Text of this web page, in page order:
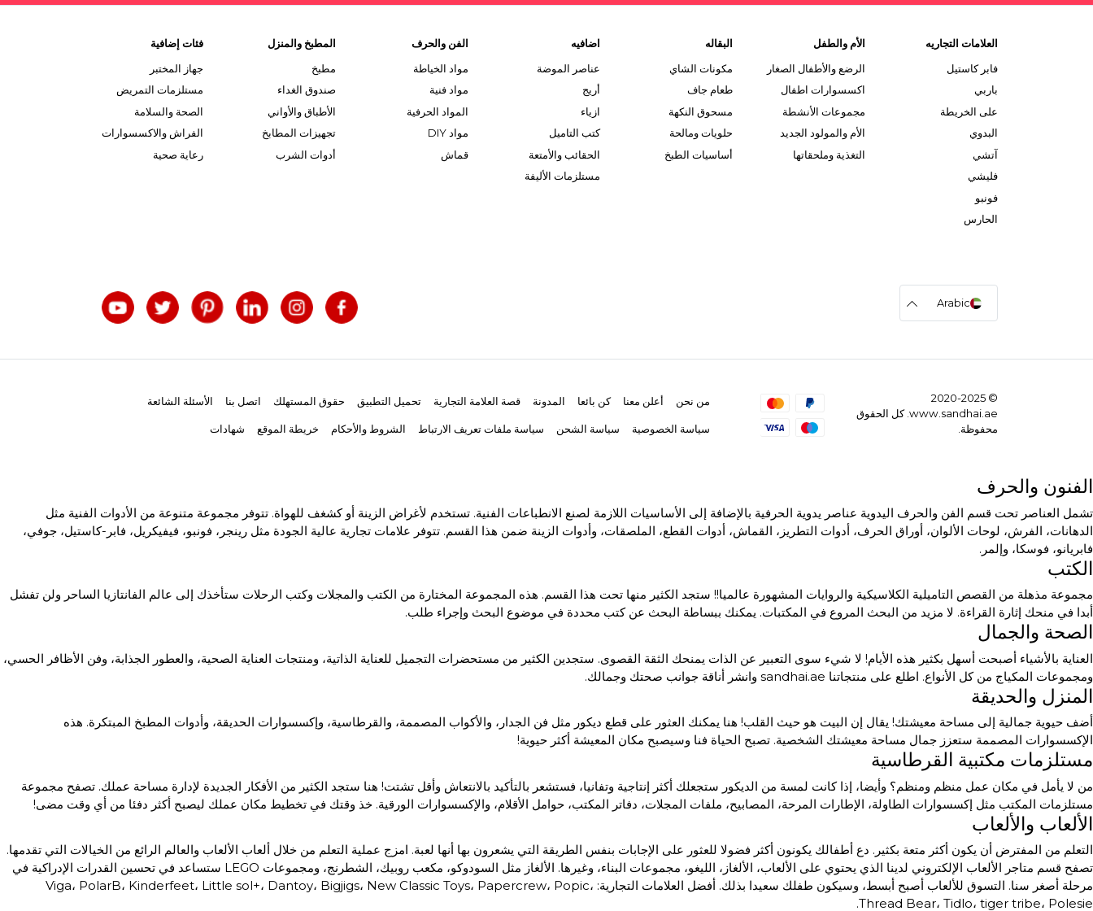
العلامات التجاريه
فابر كاستيل
باربي
على الخريطة
البدوي
آتشي
فليشي
فونبو
الحارس
الأم والطفل
الرضع والأطفال الصغار
اكسسوارات اطفال
مجموعات الأنشطة
الأم والمولود الجديد
التغذية وملحقاتها
البقاله
مكونات الشاي
طعام جاف
مسحوق النكهة
حلويات ومالحة
أساسيات الطبخ
اضافيه
عناصر الموضة
أريج
ازياء
كتب التاميل
الحقائب والأمتعة
مستلزمات الأليفة
الفن والحرف
مواد الخياطة
مواد فنية
المواد الحرفية
مواد DIY
قماش
المطبخ والمنزل
مطبخ
صندوق الغداء
الأطباق والأواني
تجهيزات المطابخ
أدوات الشرب
فئات إضافية
جهاز المختبر
مستلزمات التمريض
الصحة والسلامة
الفراش والاكسسوارات
رعاية صحية
Arabic
© 2020-2025
www.sandhai.ae. كل الحقوق
محفوظة.
من نحن أعلن معنا كن بائعا المدونة قصة العلامة التجارية تحميل التطبيق حقوق المستهلك اتصل بنا الأسئلة الشائعة
سياسة الخصوصية سياسة الشحن سياسة ملفات تعريف الارتباط الشروط والأحكام خريطة الموقع شهادات
الفنون والحرف
تشمل العناصر تحت قسم الفن والحرف اليدوية عناصر يدوية الحرفية بالإضافة إلى الأساسيات اللازمة لصنع الانطباعات الفنية. تستخدم لأغراض الزينة أو كشغف للهواة. تتوفر مجموعة متنوعة من الأدوات الفنية مثل
الدهانات، الفرش، لوحات الألوان، أوراق الحرف، أدوات التطريز، القماش، أدوات القطع، الملصقات، وأدوات الزينة ضمن هذا القسم. تتوفر علامات تجارية عالية الجودة مثل رينجر، فونبو، فيفيكريل، فابر-كاستيل، جوفي،
فابريانو، فوسكا، وإلمر.
الكتب
مجموعة مذهلة من القصص التاميلية الكلاسيكية والروايات المشهورة عالميا!! ستجد الكثير منها تحت هذا القسم. هذه المجموعة المختارة من الكتب والمجلات وكتب الرحلات ستأخذك إلى عالم الفانتازيا الساحر ولن تفشل
أبدا في منحك إثارة القراءة. لا مزيد من البحث المروع في المكتبات. يمكنك ببساطة البحث عن كتب محددة في موضوع البحث وإجراء طلب.
الصحة والجمال
العناية بالأشياء أصبحت أسهل بكثير هذه الأيام! لا شيء سوى التعبير عن الذات يمنحك الثقة القصوى. ستجدين الكثير من مستحضرات التجميل للعناية الذاتية، ومنتجات العناية الصحية، والعطور الجذابة، وفن الأظافر الحسي،
ومجموعات المكياج من كل الأنواع. اطلع على منتجاتنا sandhai.ae وانشر أناقة جوانب صحتك وجمالك.
المنزل والحديقة
أضف حيوية جمالية إلى مساحة معيشتك! يقال إن البيت هو حيث القلب! هنا يمكنك العثور على قطع ديكور مثل فن الجدار، والأكواب المصممة، والقرطاسية، وإكسسوارات الحديقة، وأدوات المطبخ المبتكرة. هذه
الإكسسوارات المصممة ستعزز جمال مساحة معيشتك الشخصية. تصبح الحياة فنا وسيصبح مكان المعيشة أكثر حيوية!
مستلزمات مكتبية القرطاسية
من لا يأمل في مكان عمل منظم ومنظم؟ وأيضا، إذا كانت لمسة من الديكور ستجعلك أكثر إنتاجية وتفانيا، فستشعر بالتأكيد بالانتعاش وأقل تشتت! هنا ستجد الكثير من الأفكار الجديدة لإدارة مساحة عملك. تصفح مجموعة
مستلزمات المكتب مثل إكسسوارات الطاولة، الإطارات المرحة، المصابيح، ملفات المجلات، دفاتر المكتب، حوامل الأقلام، والإكسسوارات الورقية. خذ وقتك في تخطيط مكان عملك ليصبح أكثر دفئا من أي وقت مضى!
الألعاب والألعاب
التعلم من المفترض أن يكون أكثر متعة بكثير. دع أطفالك يكونون أكثر فضولا للعثور على الإجابات بنفس الطريقة التي يشعرون بها أنها لعبة. امزج عملية التعلم من خلال ألعاب الألعاب والعالم الرائع من الخيالات التي تقدمها.
تصفح قسم متاجر الألعاب الإلكتروني لدينا الذي يحتوي على الألعاب، الألغاز، الليغو، مجموعات البناء، وغيرها. الألغاز مثل السودوكو، مكعب روبيك، الشطرنج، ومجموعات LEGO ستساعد في تحسين القدرات الإدراكية في
مرحلة أصغر سنا. التسوق للألعاب أصبح أبسط، وسيكون طفلك سعيدا بذلك. أفضل العلامات التجارية: Viga، PolarB، Kinderfeet، Little sol+، Dantoy، Bigjigs، New Classic Toys، Papercrew، Popic،
Thread Bear، Tidlo، tiger tribe، Polesie.